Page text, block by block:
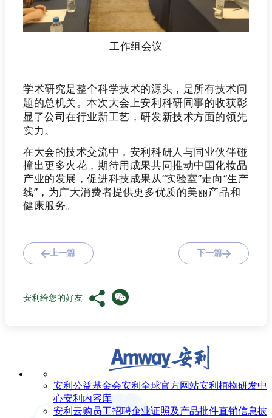
工作组会议
学术研究是整个科学技术的源头，是所有技术问
题的总机关。本次大会上安利科研同事的收获彰
显了公司在行业新工艺，研发新技术方面的领先
实力。
在大会的技术交流中，安利科研人与同业伙伴碰
撞出更多火花，期待用成果共同推动中国化妆品
产业的发展，促进科技成果从“实验室”走向“生产
线”，为广大消费者提供更多优质的美丽产品和
健康服务。
上一篇 下一篇
安利给您的好友
安利公益基金会安利全球官方网站安利植物研发中
心安利内容库
安利云购 员工招聘企业证照及产品批件直销信息披